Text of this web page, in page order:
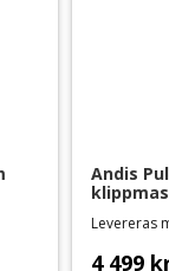
Andis
4 499